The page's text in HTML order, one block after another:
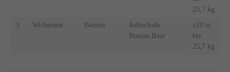
25,7 kg
3 Wichmann Bettina
Judoschule
Roman Baur
u10 w
bis
25,7 kg